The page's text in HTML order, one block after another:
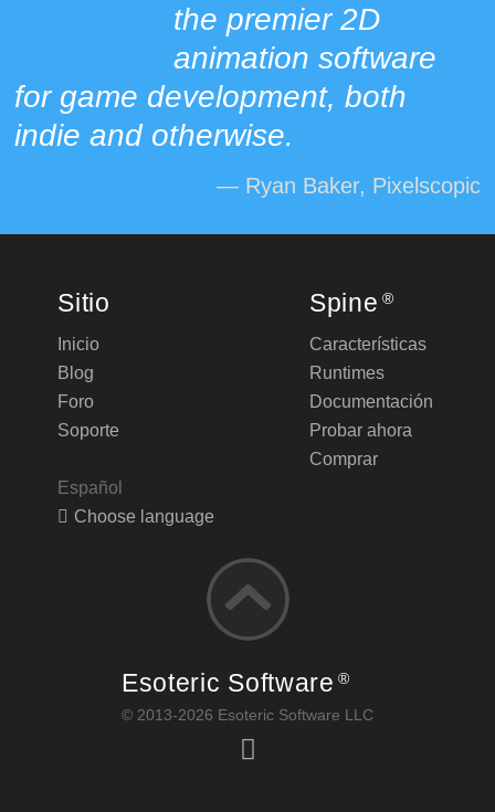
the premier 2D
animation software
for game development, both
indie and otherwise.
— Ryan Baker, Pixelscopic
Sitio
Inicio
Blog
Foro
Soporte
Español
Choose language
Spine ®
Características
Runtimes
Documentación
Probar ahora
Comprar
Esoteric Software ®
© 2013-2026 Esoteric Software LLC